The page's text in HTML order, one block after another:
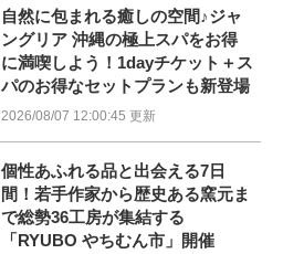
自然に包まれる癒しの空間♪ジャ
ングリア 沖縄の極上スパをお得
に満喫しよう！1dayチケット＋ス
パのお得なセットプランも新登場
2026/08/07 12:00:45 更新
個性あふれる品と出会える7日
間！若手作家から歴史ある窯元ま
で総勢36工房が集結する
「RYUBO やちむん市」開催